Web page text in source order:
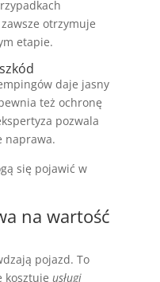
otrzymuje
etapie.
daje jasny
też ochronę
pozwala
naprawa.
się pojawić w
na wartość
pojazd. To
kosztuje usługi